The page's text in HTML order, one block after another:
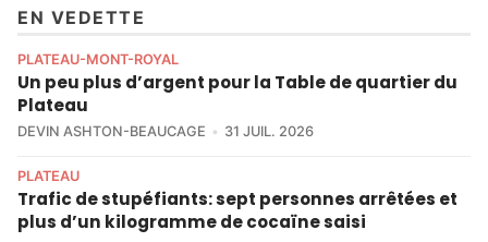
EN VEDETTE
PLATEAU-MONT-ROYAL
Un peu plus d’argent pour la Table de quartier du
Plateau
DEVIN ASHTON-BEAUCAGE 31 JUIL. 2026
PLATEAU
Trafic de stupéfiants: sept personnes arrêtées et
plus d’un kilogramme de cocaïne saisi